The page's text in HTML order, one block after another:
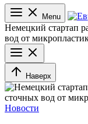
Menu
Немецкий стартап
вод от
Наверх
Новости